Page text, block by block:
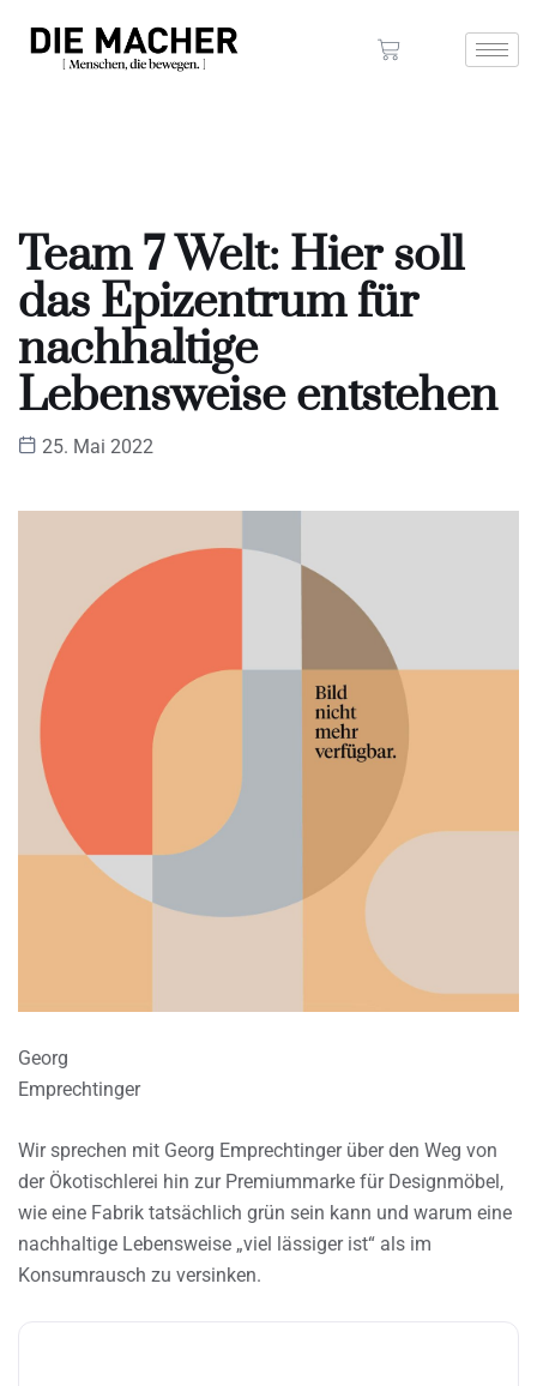
Team 7 Welt: Hier soll
das Epizentrum für
nachhaltige
Lebensweise entstehen
25. Mai 2022
Georg
Emprechtinger
Wir sprechen mit Georg Emprechtinger über den Weg von
der Ökotischlerei hin zur Premiummarke für Designmöbel,
wie eine Fabrik tatsächlich grün sein kann und warum eine
nachhaltige Lebensweise „viel lässiger ist“ als im
Konsumrausch zu versinken.